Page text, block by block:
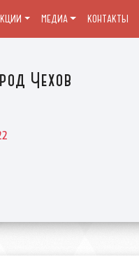
Чехов
МЕДИА КОНТАКТЫ